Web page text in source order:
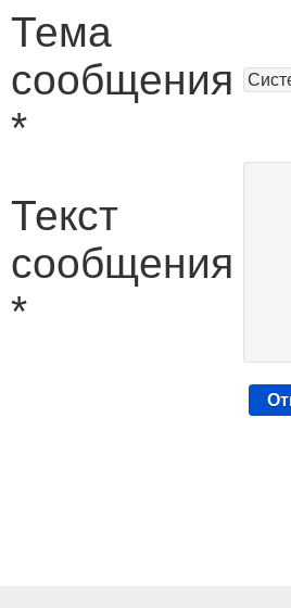
Тема
сообщения
*
Текст
сообщения
*